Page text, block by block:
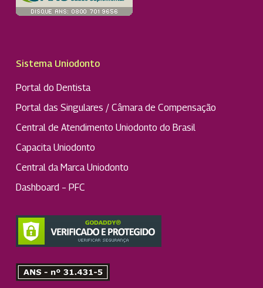
Sistema Uniodonto
Portal do Dentista
Portal das Singulares / Câmara de Compensação
Central de Atendimento Uniodonto do Brasil
Capacita Uniodonto
Central da Marca Uniodonto
Dashboard – PFC